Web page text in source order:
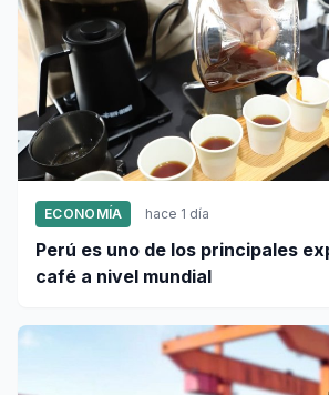
ECONOMÍA hace 1 día
Perú es uno de los principales
café a nivel mundial